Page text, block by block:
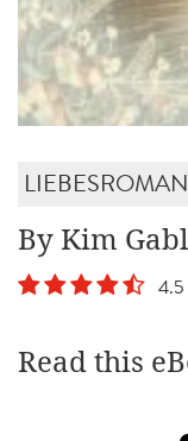
By Kim
4.5
Read this